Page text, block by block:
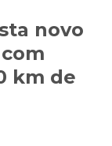
novo
km de